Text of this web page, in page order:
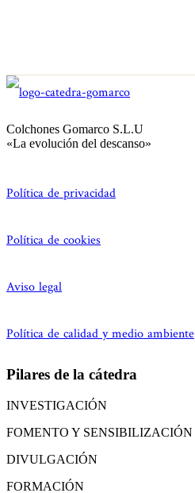
Colchones Gomarco S.L.U
«La evolución del descanso»
Política de privacidad
Política de cookies
Aviso legal
Política de calidad y medio ambiente
Pilares de la cátedra
INVESTIGACIÓN
FOMENTO Y SENSIBILIZACIÓN
DIVULGACIÓN
FORMACIÓN